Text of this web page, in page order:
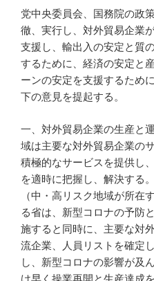
党中央委員会、国務院の政
徹、実行し、対外貿易企業
支援し、輸出入の安定と質
するために、経済の安定と
ーンの安定を支援するため
下の意見を提起する。
一、対外貿易企業の生産と
域は主要な対外貿易企業の
積極的なサービスを提供し
を適時に把握し、解決する
（中・高リスク地域が所在
る省は、新型コロナの予防
施すると同時に、主要な対
流企業、人員リストを確定
し、新型コロナの影響が及
け早く操業再開と生産達成